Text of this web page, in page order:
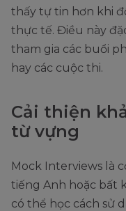
thấy tự tin hơn khi
thực tế. Điều này
tham gia các buổi
hay các cuộc thi.
Cải thiện
từ vựng
Mock Interviews là
tiếng Anh hoặc bất
có thể học cách sử